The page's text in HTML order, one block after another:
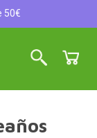
50€